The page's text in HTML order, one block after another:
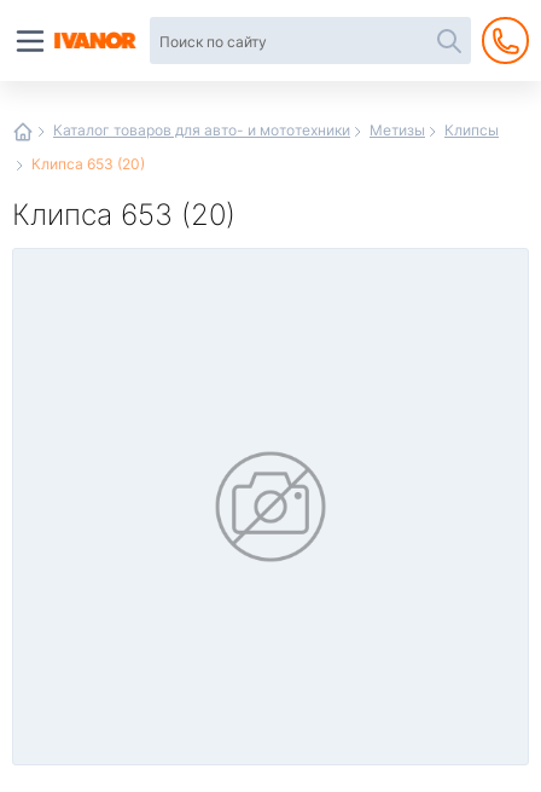
Каталог товаров для авто- и мототехники Метизы
Клипсы
Клипса 653 (20)
Клипса 653 (20)
интернет-